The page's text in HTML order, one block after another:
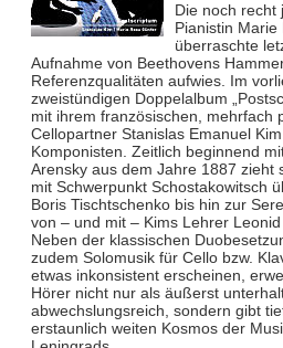
Die noch recht
Pianistin
überraschte
Aufnahme von Beethovens
Referenzqualitäten aufwies. Im
zweistündigen Doppelalbum
mit ihrem französischen, mehrfach
Cellopartner Stanislas Emanuel
Komponisten. Zeitlich beginnend
Arensky aus dem Jahre 1887 zieht
mit Schwerpunkt Schostakowitsch
Boris Tischtschenko bis hin zur
von – und mit – Kims Lehrer
Neben der klassischen
zudem Solomusik für Cello bzw.
etwas inkonsistent erscheinen,
Hörer nicht nur als äußerst
abwechslungsreich, sondern gibt
erstaunlich weiten Kosmos der